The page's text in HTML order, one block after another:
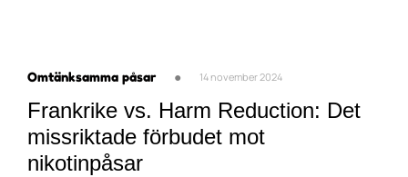
Omtänksamma påsar ● 14 november 2024
Frankrike vs. Harm Reduction: Det
missriktade förbudet mot
nikotinpåsar